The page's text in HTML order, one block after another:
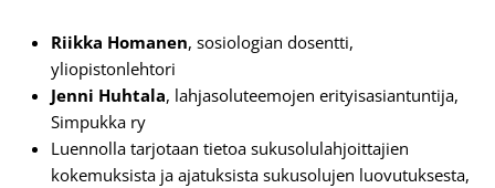
Riikka Homanen, sosiologian dosentti,
yliopistonlehtori
Jenni Huhtala, lahjasoluteemojen erityisasiantuntija,
Simpukka ry
Luennolla tarjotaan tietoa sukusolulahjoittajien
kokemuksista ja ajatuksista sukusolujen luovutuksesta,